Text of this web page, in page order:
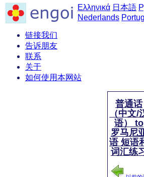
Ελληνικά 日本語
Nederlands
链接我们
告诉朋友
联系
关于
如何使用本网站
普通话
（中文/
语） to
罗马尼
语 短语
词汇练